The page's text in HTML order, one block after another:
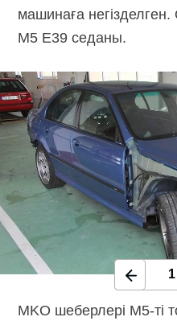
машинаға
M5 E39 седаны.
1
MKO шеберлері M5-ті